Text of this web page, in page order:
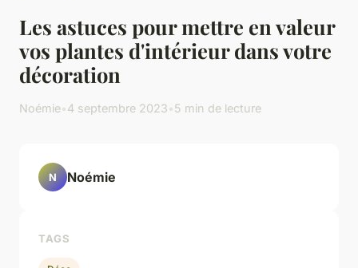
Les astuces pour mettre en valeur
vos plantes d'intérieur dans votre
décoration
Noémie•4 septembre 2023•5 min de lecture
N Noémie
TAGS